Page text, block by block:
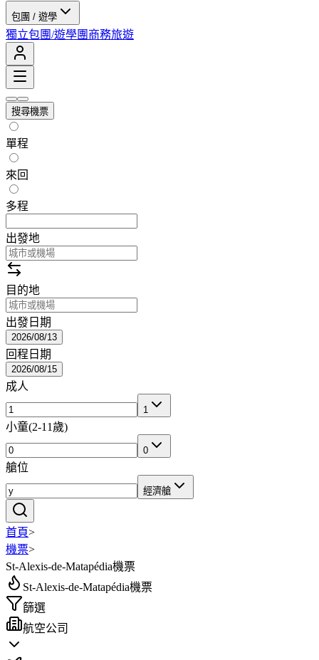
包團 / 遊學
獨立包團/遊學團 商務旅遊
搜尋機票
單程
來回
多程
出發地
目的地
出發日期
2026/08/13
回程日期
2026/08/15
成人
1
小童(2-11歲)
0
艙位
經濟艙
首頁>
機票>
St-Alexis-de-Matapédia機票
St-Alexis-de-Matapédia機票
篩選
航空公司